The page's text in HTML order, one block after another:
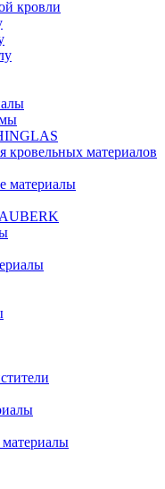
кровли
материалов
материалы